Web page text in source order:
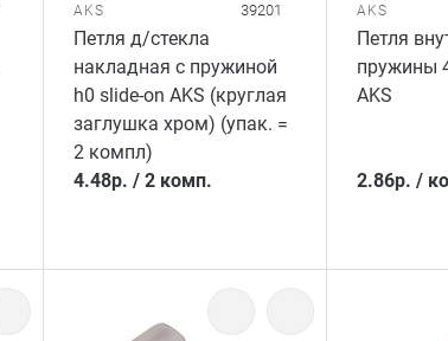
AKS 39201
Петля д/стекла
накладная с пружиной
h0 slide-on AKS (круглая
заглушка хром) (упак. =
2 компл)
4.48р. / 2 комп.
AKS
Петля
пружины
AKS
2.86р. /